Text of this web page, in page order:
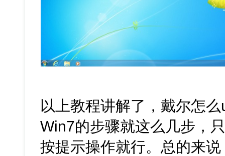
以上教程讲解了，戴尔怎
Win7的步骤就这么几步，
按提示操作就行。总的来